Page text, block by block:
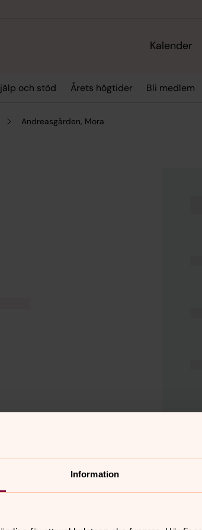
Information
Kalender
och stöd Årets högtider Bli medlem
Andreasgården, Mora